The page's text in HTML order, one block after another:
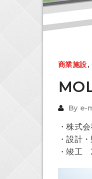
商業施設,
By e-
・株式
・設計
・竣工